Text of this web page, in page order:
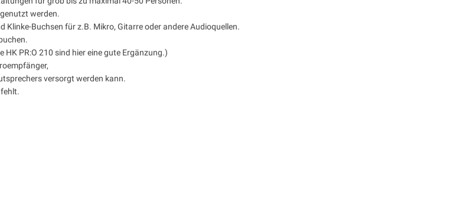
werden.
Buchsen für z.B. Mikro, Gitarre oder andere Audioquellen.
PR:O 210 sind hier eine gute Ergänzung.)
versorgt werden kann.